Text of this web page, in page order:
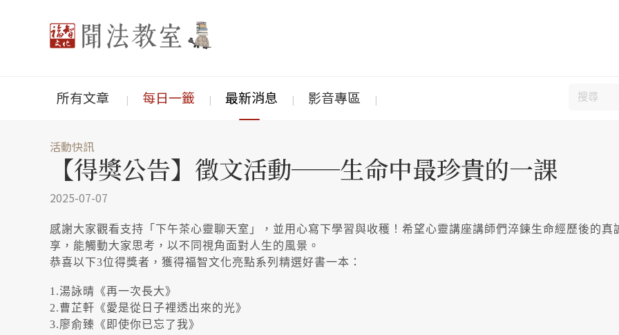
所有文章 每日一籤 最新消息 影音專區
活動快訊
【得獎公告】徵文活動──生命中最珍貴的一課
2025-07-07
感謝大家觀看支持「下午茶心靈聊天室」，並用心寫下學習與收穫！希望心靈講座講師們淬鍊生命經歷後的真
享，能觸動大家思考，以不同視角面對人生的風景。
恭喜以下3位得獎者，獲得福智文化亮點系列精選好書一本：
1.湯詠晴《再一次長大》
2.曹芷軒《愛是從日子裡透出來的光》
3.廖俞臻《即使你已忘了我》